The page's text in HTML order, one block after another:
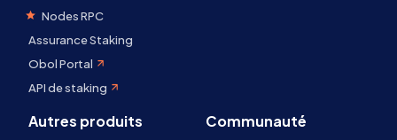
Nodes RPC
Assurance Staking
Obol Portal
API de staking
Autres produits Communauté